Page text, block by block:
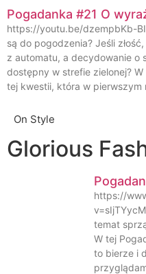
Pogadanka #21 O
https://youtu.be/dzempbKb-
są do pogodzenia? Jeśli
z automatu, a decydowanie o
dostępny w strefie zielonej?
tej kwestii, która w pierwszym
On Style
Glorious
https://
temat
W tej
to bierze i